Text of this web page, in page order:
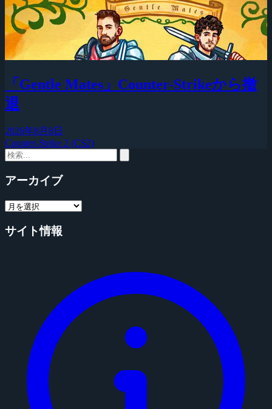
「Gentle Mates」Counter-Strikeから撤
退
2026年8月8日
Counter-Strike 2 (CS2)
アーカイブ
サイト情報